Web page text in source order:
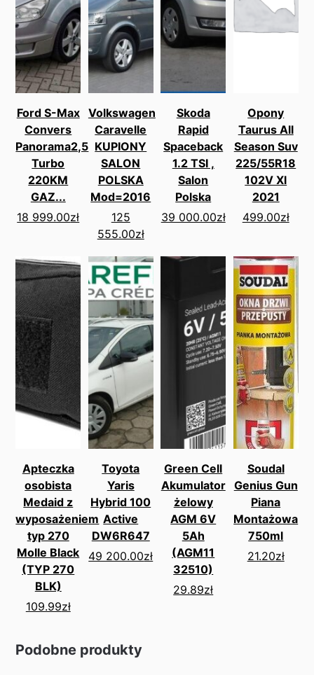
Ford S-Max
Convers
Panorama2,5
Turbo
220KM
GAZ...
18 999.00zł
Volkswagen
Caravelle
KUPIONY
SALON
POLSKA
Mod=2016
125
555.00zł
Skoda
Rapid
Spaceback
1.2 TSI ,
Salon
Polska
39 000.00zł
Opony
Taurus All
Season Suv
225/55R18
102V Xl
2021
499.00zł
Apteczka
osobista
Medaid z
wyposażeniem
typ 270
Molle Black
(TYP 270
BLK)
109.99zł
Toyota
Yaris
Hybrid 100
Active
DW6R647
49 200.00zł
Green Cell
Akumulator
żelowy
AGM 6V
5Ah
(AGM11
32510)
29.89zł
Soudal
Genius Gun
Piana
Montażowa
750ml
21.20zł
Podobne produkty